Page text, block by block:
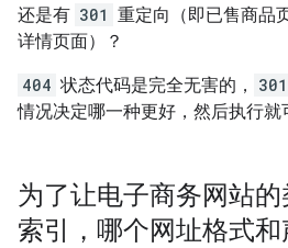
还是有 301 重定向（即已售商品
详情页面）？
404 状态代码是完全无害的， 301
情况决定哪一种更好，然后执行就
为了让电子商务网站
索引，哪个网址格式